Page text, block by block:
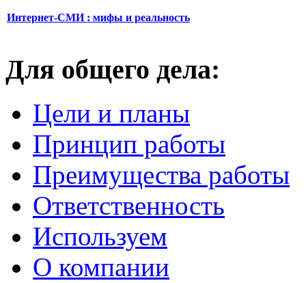
Интернет-СМИ : мифы и реальность
Для общего дела:
Цели и планы
Принцип работы
Преимущества работы
Ответственность
Используем
О компании